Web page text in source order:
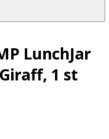
LunchJar
1 st